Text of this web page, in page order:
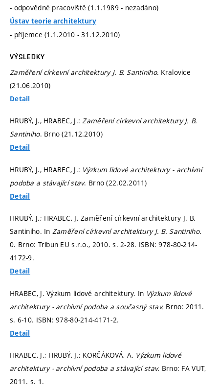
- odpovědné pracoviště (1.1.1989 - nezadáno)
Ústav teorie architektury
- příjemce (1.1.2010 - 31.12.2010)
VÝSLEDKY
Zaměření církevní architektury J. B. Santiniho. Kralovice
(21.06.2010)
Detail
HRUBÝ, J., HRABEC, J.:Zaměření církevní architektury J. B.
Santiniho. Brno (21.12.2010)
Detail
HRUBÝ, J., HRABEC, J.: Výzkum lidové architektury - archívní
podoba a stávající stav. Brno (22.02.2011)
Detail
HRUBÝ, J.; HRABEC, J. Zaměření církevní architektury J. B.
Santiniho. In Zaměření církevní architektury J. B. Santiniho.
0. Brno: Tribun EU s.r.o., 2010.s. 2-28. ISBN: 978-80-214-
4172-9.
Detail
HRABEC, J. Výzkum lidové architektury. In Výzkum lidové
architektury - archívní podoba a současný stav. Brno: 2011.
s. 6-10. ISBN: 978-80-214-4171-2.
Detail
HRABEC, J.; HRUBÝ, J.; KORČÁKOVÁ, A. Výzkum lidové
architektury - archívní podoba a stávající stav. Brno: FA VUT,
2011. s. 1.